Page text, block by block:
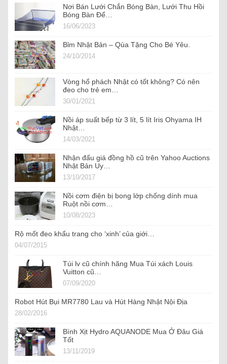
Nơi Bán Lưới Chắn Bóng Bàn, Lưới Thu Hồi
Bóng Bàn Để…
16/06/2023
Bỉm Nhật Bản – Qùa Tặng Cho Bé Yêu.
24/10/2014
Vòng hổ phách Nhật có tốt không? Có nên
đeo cho trẻ em…
30/01/2021
Nồi áp suất bếp từ 3 lít, 5 lít Iris Ohyama IH
Nhật…
14/03/2021
Nhận đấu giá đồng hồ cũ trên Yahoo Auctions
Nhật Bản Uy…
13/10/2017
Nồi cơm điện bị bong lớp chống dính mua
Ruột nồi cơm…
10/08/2023
Rộ mốt đeo khẩu trang cho ‘xinh’ của giới…
04/07/2015
Túi lv cũ chính hãng Mua Túi xách Louis
Vuitton cũ…
07/09/2020
Robot Hút Bụi MR7780 Lau và Hút Hàng Nhật Nội Địa
28/02/2016
Bình Xịt Hydro AQUANODE Mua Ở Đâu Giá
Tốt
13/11/2019